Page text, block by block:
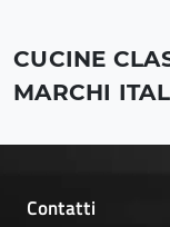
CUCINE
MARCHI
Contatti